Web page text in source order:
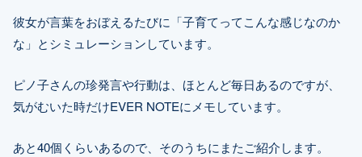
彼女が言葉をおぼえるたびに「子育てってこんな感じなのか
な」とシミュレーションしています。
ピノ子さんの珍発言や行動は、ほとんど毎日あるのですが、
気がむいた時だけEVER NOTEにメモしています。
あと40個くらいあるので、そのうちにまたご紹介します。